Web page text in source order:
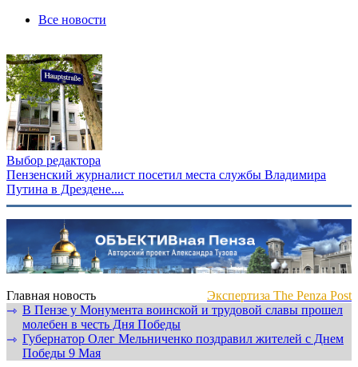
Все новости
Выбор редактора
Пензенский журналист посетил места службы Владимира
Путина в Дрездене....
Главная новость
Экспертиза The Penza Post
⇾ В Пензе у Монумента воинской и трудовой славы прошел
молебен в честь Дня Победы
⇾ Губернатор Олег Мельниченко поздравил жителей с Днем
Победы 9 Мая